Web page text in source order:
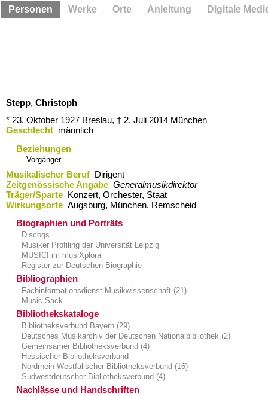
Stepp, Christoph
* 23. Oktober 1927 Breslau, † 2. Juli 2014 München
Geschlecht männlich
Beziehungen
Vorgänger
Musikalischer Beruf Dirigent
Zeitgenössische Angabe Generalmusikdirektor
Träger/Sparte Konzert, Orchester, Staat
Wirkungsorte Augsburg,​ München,​ Remscheid
Biographien und Porträts
Discogs
Musiker Profiling der Universität Leipzig
MUSICI im musiXplora
Register zur Deutschen Biographie
Bibliographien
Fachinformationsdienst Musikwissenschaft (21)
Music Sack
Bibliothekskataloge
Bibliotheksverbund Bayern (29)
Deutsches Musikarchiv der Deutschen Nationalbibliothek (2)
Gemeinsamer Bibliotheksverbund (4)
Hessischer Bibliotheksverbund
Nordrhein-Westfälischer Bibliotheksverbund (16)
Südwestdeutscher Bibliotheksverbund (4)
Nachlässe und Handschriften
Personen Werke Orte Anleitung Digitale